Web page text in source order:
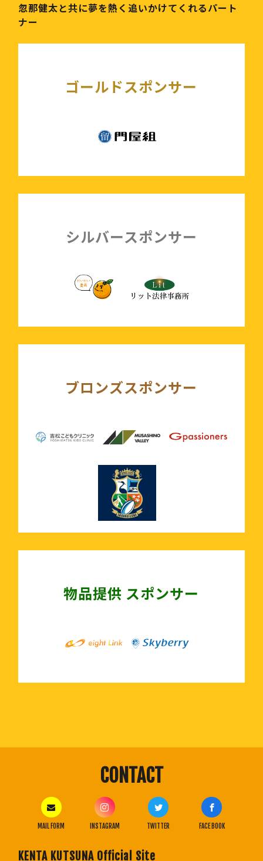
忽那健太と共に夢を熱く追いかけてくれるパート
ナー
ゴールドスポンサー
シルバースポンサー
ブロンズスポンサー
物品提供 スポンサー
CONTACT
MAIL FORM INSTAGRAM TWITTER FACE BOOK
KENTA KUTSUNA Official Site